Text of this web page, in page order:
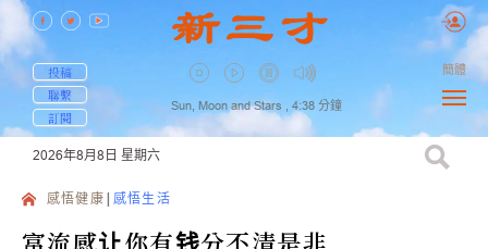
投稿
聯繫
訂閱
Sun, Moon and Stars , 4:38 分鐘
簡體
2026年8月8日 星期六
感悟健康 感悟生活
富流感让你有钱分不清是非